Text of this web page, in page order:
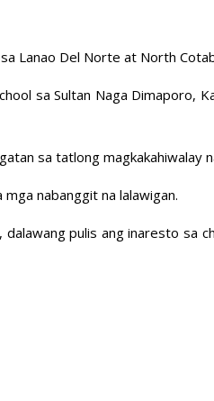
Lanao Del Norte at North
sa Sultan Naga Dimaporo,
sa tatlong
nabanggit na lalawigan.
pulis ang inaresto